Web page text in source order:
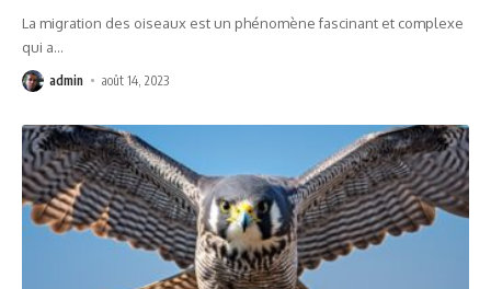
La migration des oiseaux est un phénomène fascinant et complexe
qui a…
admin août 14, 2023